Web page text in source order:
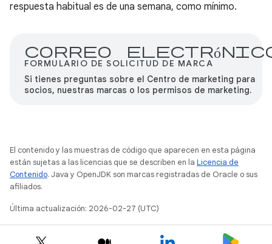
respuesta habitual es de una semana, como mínimo.
Correo
FORMULARIO DE SOLICITUD DE MARCA
Si tienes preguntas sobre el Centro de marketing para
socios, nuestras marcas o los permisos de marketing.
El contenido y las muestras de código que aparecen en esta página
están sujetas a las licencias que se describen en la Licencia de
Contenido. Java y OpenJDK son marcas registradas de Oracle o sus
afiliados.
Última actualización: 2026-02-27 (UTC)